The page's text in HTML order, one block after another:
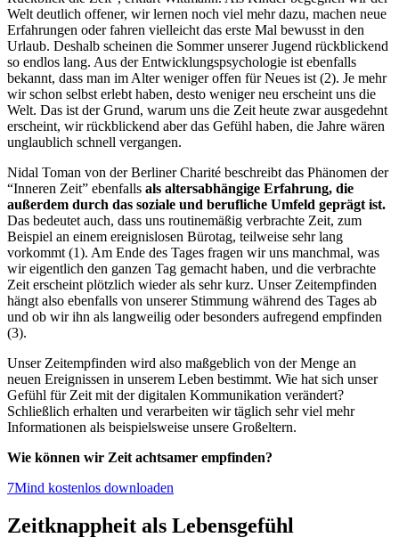
Welt deutlich offener, wir lernen noch viel mehr dazu, machen neue
Erfahrungen oder fahren vielleicht das erste Mal bewusst in den
Urlaub. Deshalb scheinen die Sommer unserer Jugend rückblickend
so endlos lang. Aus der Entwicklungspsychologie ist ebenfalls
bekannt, dass man im Alter weniger offen für Neues ist (2). Je mehr
wir schon selbst erlebt haben, desto weniger neu erscheint uns die
Welt. Das ist der Grund, warum uns die Zeit heute zwar ausgedehnt
erscheint, wir rückblickend aber das Gefühl haben, die Jahre wären
unglaublich schnell vergangen.
Nidal Toman von der Berliner Charité beschreibt das Phänomen der
“Inneren Zeit” ebenfalls als altersabhängige Erfahrung, die
außerdem durch das soziale und berufliche Umfeld geprägt ist.
Das bedeutet auch, dass uns routinemäßig verbrachte Zeit, zum
Beispiel an einem ereignislosen Bürotag, teilweise sehr lang
vorkommt (1). Am Ende des Tages fragen wir uns manchmal, was
wir eigentlich den ganzen Tag gemacht haben, und die verbrachte
Zeit erscheint plötzlich wieder als sehr kurz. Unser Zeitempfinden
hängt also ebenfalls von unserer Stimmung während des Tages ab
und ob wir ihn als langweilig oder besonders aufregend empfinden
(3).
Unser Zeitempfinden wird also maßgeblich von der Menge an
neuen Ereignissen in unserem Leben bestimmt. Wie hat sich unser
Gefühl für Zeit mit der digitalen Kommunikation verändert?
Schließlich erhalten und verarbeiten wir täglich sehr viel mehr
Informationen als beispielsweise unsere Großeltern.
Wie können wir Zeit achtsamer empfinden?
7Mind kostenlos downloaden
Zeitknappheit als Lebensgefühl